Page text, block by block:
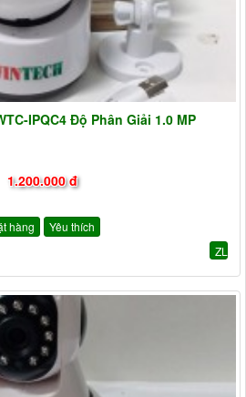
IPQC4 Độ Phân Giải 1.0 MP
1.200.000 đ
hàng
Yêu thích
ZL